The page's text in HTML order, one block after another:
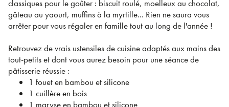
classiques pour le goûter : biscuit roulé, moelleux au chocolat,
gâteau au yaourt, muffins à la myrtille... Rien ne saura vous
arrêter pour vous régaler en famille tout au long de l'année !
Retrouvez de vrais ustensiles de cuisine adaptés aux mains des
tout-petits et dont vous aurez besoin pour une séance de
pâtisserie réussie :
1 fouet en bambou et silicone
1 cuillère en bois
1 maryse en bambou et silicone